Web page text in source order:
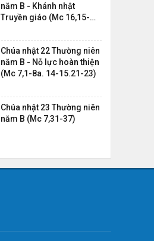
năm B - Khánh nhật
Truyền giáo (Mc 16,15-
Chúa nhật 22 Thường niên
năm B - Nỗ lực hoàn thiện
(Mc 7,1-8a. 14-15.21-23)
Chúa nhật 23 Thường niên
năm B (Mc 7,31-37)